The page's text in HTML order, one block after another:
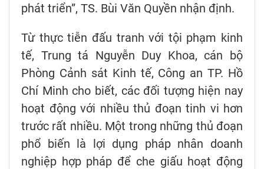
phát triển”, TS. Bùi Văn Quyền nhận định.
Từ thực tiễn đấu tranh với tội phạm kinh
tế, Trung tá Nguyễn Duy Khoa, cán bộ
Phòng Cảnh sát Kinh tế, Công an TP. Hồ
Chí Minh cho biết, các đối tượng hiện nay
hoạt động với nhiều thủ đoạn tinh vi hơn
trước rất nhiều. Một trong những thủ đoạn
phổ biến là lợi dụng pháp nhân doanh
nghiệp hợp pháp để che giấu hoạt động